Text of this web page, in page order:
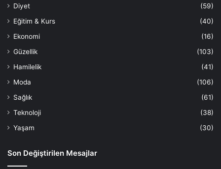
Diyet
(59)
Eğitim & Kurs
(40)
Ekonomi
(16)
Güzellik
(103)
Hamilelik
(41)
Moda
(106)
Sağlık
(61)
Teknoloji
(38)
Yaşam
(30)
Son Değiştirilen Mesajlar